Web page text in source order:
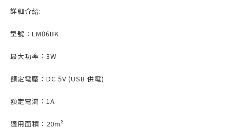
詳細介紹:
型號：LM06BK
最大功率：3W
額定電壓：DC 5V (USB 供電)
額定電流：1A
適用面積：20m²